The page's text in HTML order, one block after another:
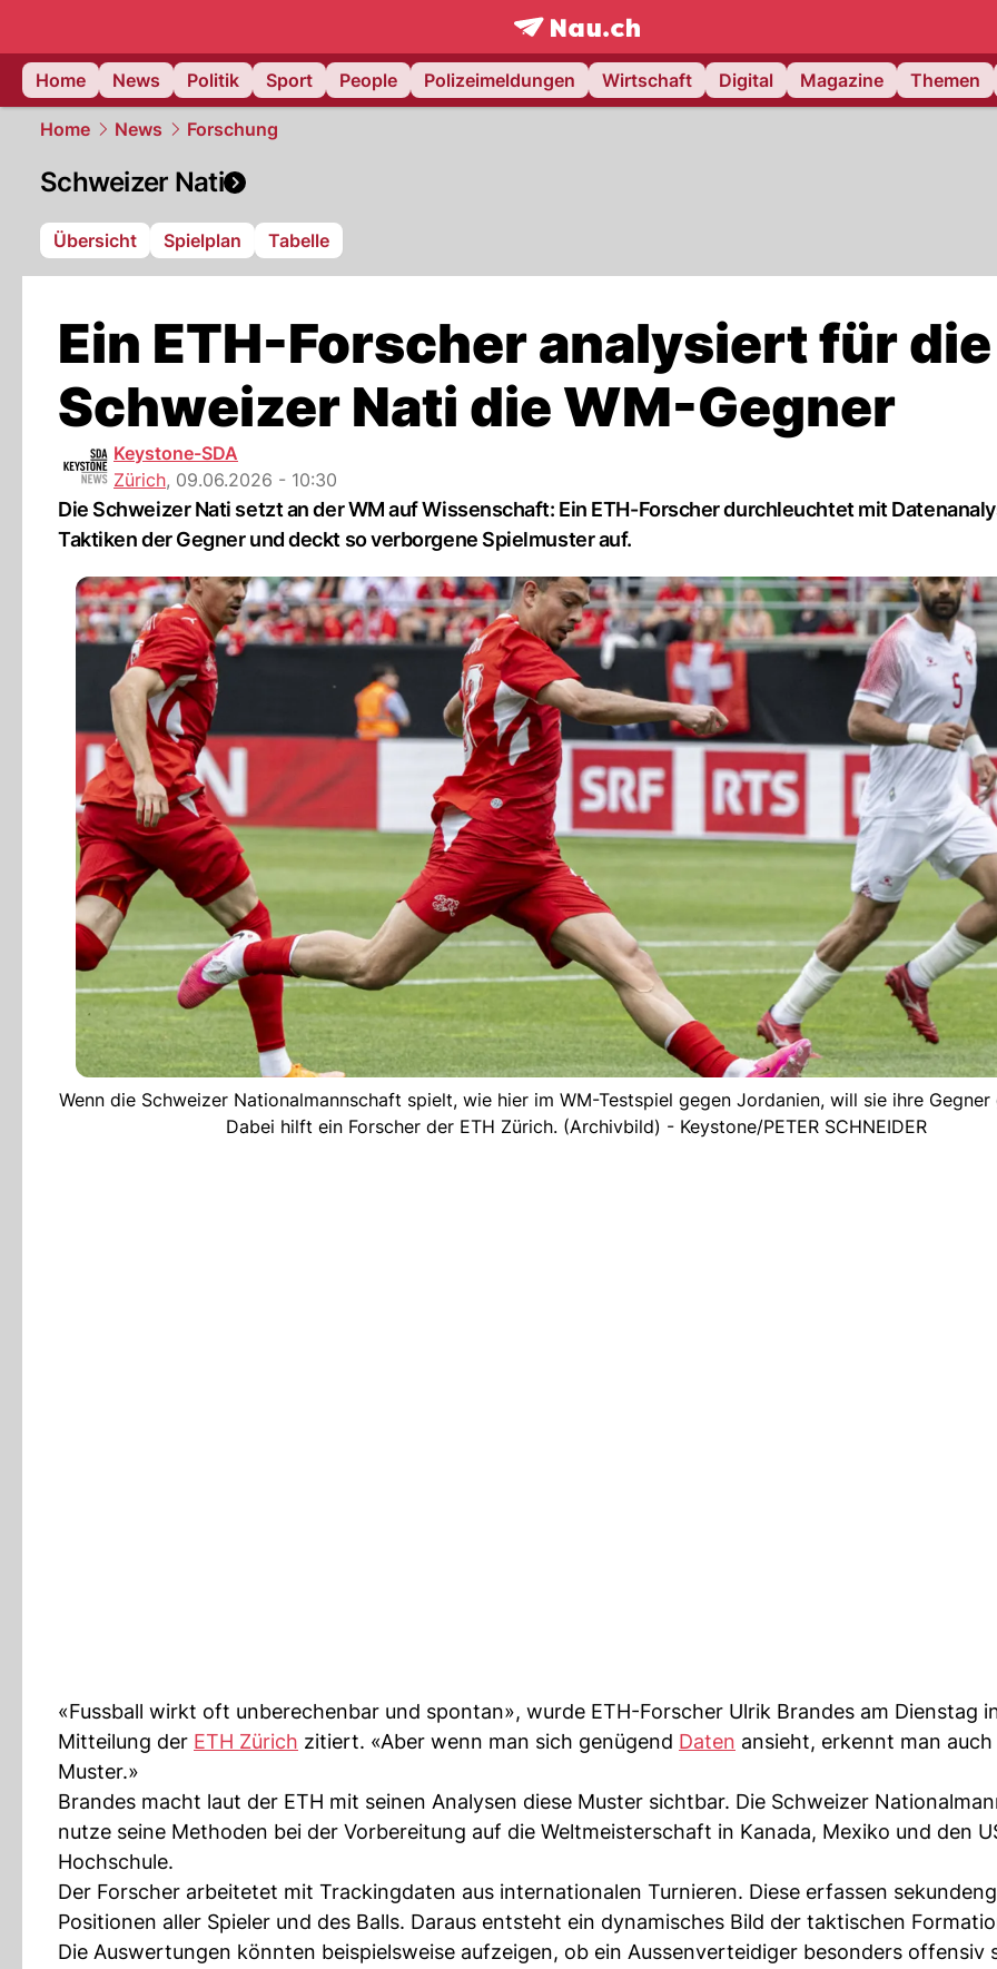
frontpage.NAU.ch
Home
News Politik Sport People Polizeimeldungen Wirtschaft Digital Magazine Themen
Home News Forschung
Schweizer Nati
Übersicht Spielplan Tabelle
Ein ETH-Forscher analysiert für die
Schweizer Nati die WM-Gegner
Keystone-SDA
Zürich, 09.06.2026 - 10:30
Die Schweizer Nati setzt an der WM auf Wissenschaft: Ein ETH-Forscher durchleuchtet mit
Taktiken der Gegner und deckt so verborgene Spielmuster auf.
Wenn die Schweizer Nationalmannschaft spielt, wie hier im WM-Testspiel gegen Jordanien, will sie ihre Gegner
Dabei hilft ein Forscher der ETH Zürich. (Archivbild) - Keystone/PETER SCHNEIDER
«Fussball wirkt oft unberechenbar und spontan», wurde ETH-Forscher Ulrik Brandes am Dienstag
Mitteilung der ETH Zürich zitiert. «Aber wenn man sich genügend Daten ansieht, erkennt man
Muster.»
Brandes macht laut der ETH mit seinen Analysen diese Muster sichtbar. Die Schweizer
nutze seine Methoden bei der Vorbereitung auf die Weltmeisterschaft in Kanada, Mexiko und den
Hochschule.
Der Forscher arbeitetet mit Trackingdaten aus internationalen Turnieren. Diese erfassen
Positionen aller Spieler und des Balls. Daraus entsteht ein dynamisches Bild der taktischen
Die Auswertungen könnten beispielsweise aufzeigen, ob ein Aussenverteidiger besonders offensiv